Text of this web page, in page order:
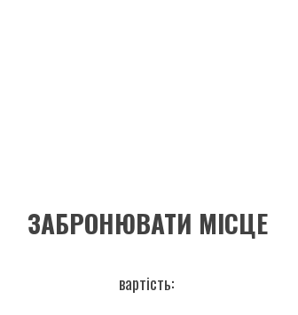
ЗАБРОНЮВАТИ МІСЦЕ
вартість: